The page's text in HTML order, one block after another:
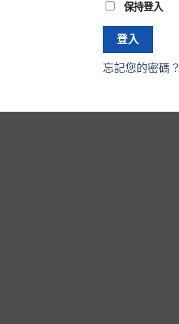
保持登入
登入
忘記您的密碼？